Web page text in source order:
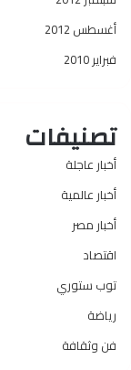
أغسطس 2012
فبراير 2010
تصنيفات
أخبار عاجلة
أخبار عالمية
أخبار مصر
اقتصاد
توب ستوري
رياضة
فن وثقافة